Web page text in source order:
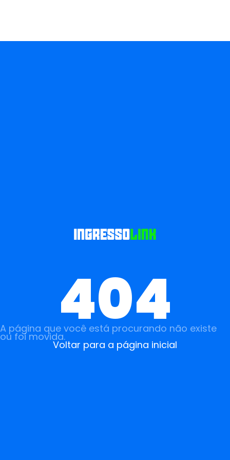
404
A página que você está procurando não existe
ou foi movida.
Voltar para a página inicial